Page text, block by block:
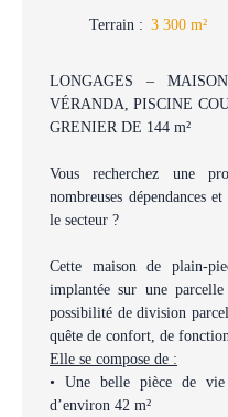
Terrain : 3 300 m²
LONGAGES –
VÉRANDA, PISCINE
GRENIER DE 144 m²
Vous recherchez une
nombreuses dépendances
le secteur ?
Cette maison de plain-
implantée sur une
possibilité de division
quête de confort, de
Elle se compose de :
Une belle pièce de vie
d’environ 42 m²